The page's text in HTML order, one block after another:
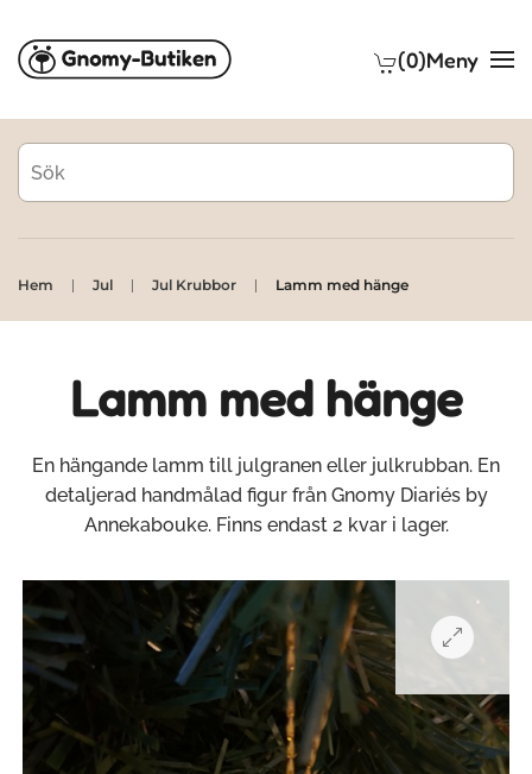
Skip to main content (0)Meny
Hem Jul Jul Krubbor Lamm med hänge
Lamm med hänge
En hängande lamm till julgranen eller julkrubban. En
detaljerad handmålad figur från Gnomy Diariés by
Annekabouke. Finns endast 2 kvar i lager.